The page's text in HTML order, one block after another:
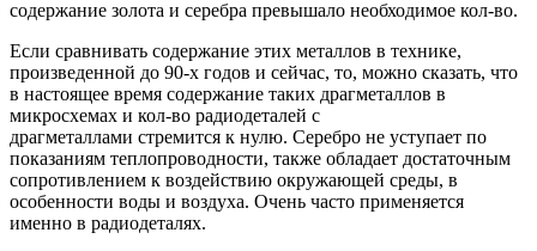
содержание золота и серебра превышало необходимое кол-во.
Если сравнивать содержание этих металлов в технике,
произведенной до 90-х годов и сейчас, то, можно сказать, что
в настоящее время содержание таких драгметаллов в
микросхемах и кол-во радиодеталей с
драгметаллами стремится к нулю. Серебро не уступает по
показаниям теплопроводности, также обладает достаточным
сопротивлением к воздействию окружающей среды, в
особенности воды и воздуха. Очень часто применяется
именно в радиодеталях.